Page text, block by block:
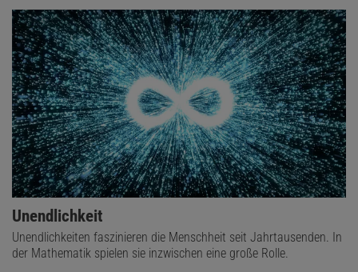
Unendlichkeit
Unendlichkeiten faszinieren die Menschheit seit Jahrtausenden. In
der Mathematik spielen sie inzwischen eine große Rolle.